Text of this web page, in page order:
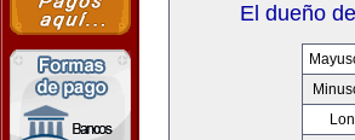
El dueño